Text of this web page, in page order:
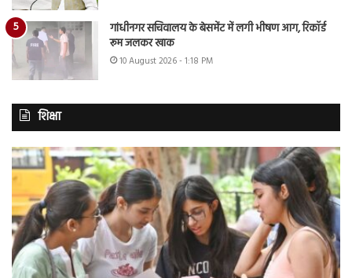
गांधीनगर सचिवालय के बेसमेंट में लगी भीषण आग, रिकॉर्ड
रूम जलकर खाक
10 August 2026 - 1:18 PM
शिक्षा